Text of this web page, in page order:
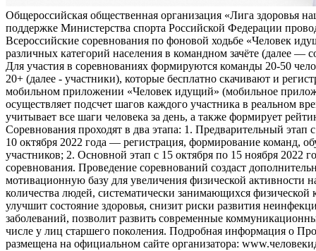
Общероссийская общественная организация «Лига здоровья
поддержке Министерства спорта Российской Федерации
Всероссийские соревнования по фоновой ходьбе «Человек
различных категорий населения в командном зачёте (далее —
Для участия в соревнованиях формируются команды 20-50
20+ (далее - участники), которые бесплатно скачивают и
мобильном приложении «Человек идущий» (мобильное
осуществляет подсчет шагов каждого участника в реальном
учитывает все шаги человека за день, а также формирует
Соревнования проходят в два этапа: 1. Предварительный этап
10 октября 2022 года — регистрация, формирование команд,
участников; 2. Основной этап с 15 октября по 15 ноября 2022
соревнования. Проведение соревнований создаст
мотивационную базу для увеличения физической активности
количества людей, систематически занимающихся физической
улучшит состояние здоровья, снизит риски развития
заболеваний, позволит развить современные
числе у лиц старшего поколения. Подробная информация о
размещена на официальном сайте организатора: